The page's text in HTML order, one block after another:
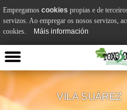
VILA SUÁREZ
Empregamos cookies propias e de
servizos. Ao empregar os nosos servizos,
cookies.
Máis información